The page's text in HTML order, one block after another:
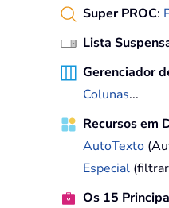
Super PROC:
Lista
Gerenciador
Colunas...
Recursos em
AutoTexto
Especial
Os 15